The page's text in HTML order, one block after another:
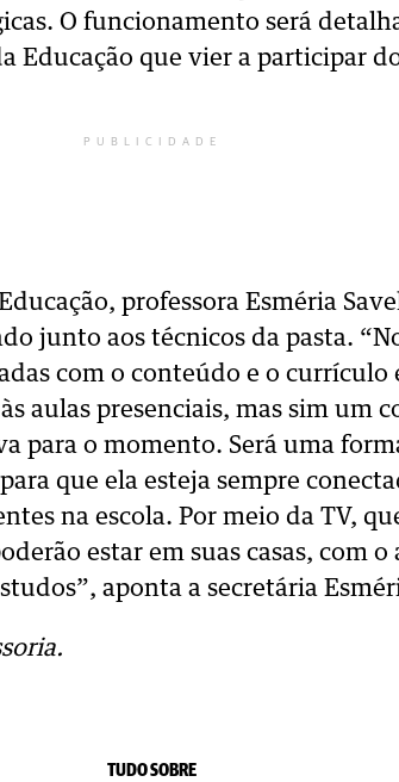
O funcionamento será
Educação que vier a participar
PUBLICIDADE
professora Esméria
junto aos técnicos da pasta.
com o conteúdo e o currículo
aulas presenciais, mas sim um
para o momento. Será uma
que ela esteja sempre
na escola. Por meio da TV,
estar em suas casas, com
aponta a secretária
TUDO SOBRE